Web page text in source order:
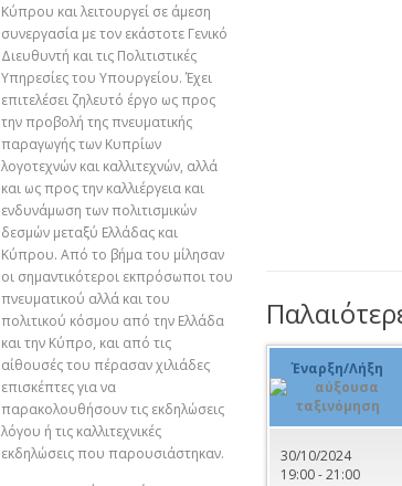
Κύπρου και λειτουργεί σε άμεση
συνεργασία με τον εκάστοτε Γενικό
Διευθυντή και τις Πολιτιστικές
Υπηρεσίες του Υπουργείου. Έχει
επιτελέσει ζηλευτό έργο ως προς
την προβολή της πνευματικής
παραγωγής των Κυπρίων
λογοτεχνών και καλλιτεχνών, αλλά
και ως προς την καλλιέργεια και
ενδυνάμωση των πολιτισμικών
δεσμών μεταξύ Ελλάδας και
Κύπρου. Από το βήμα του μίλησαν
οι σημαντικότεροι εκπρόσωποι του
πνευματικού αλλά και του
πολιτικού κόσμου από την Ελλάδα
και την Κύπρο, και από τις
αίθουσές του πέρασαν χιλιάδες
επισκέπτες για να
παρακολουθήσουν τις εκδηλώσεις
λόγου ή τις καλλιτεχνικές
εκδηλώσεις που παρουσιάστηκαν.
Έναρξη/Λήξη
30/10/2024
19:00 - 21:00